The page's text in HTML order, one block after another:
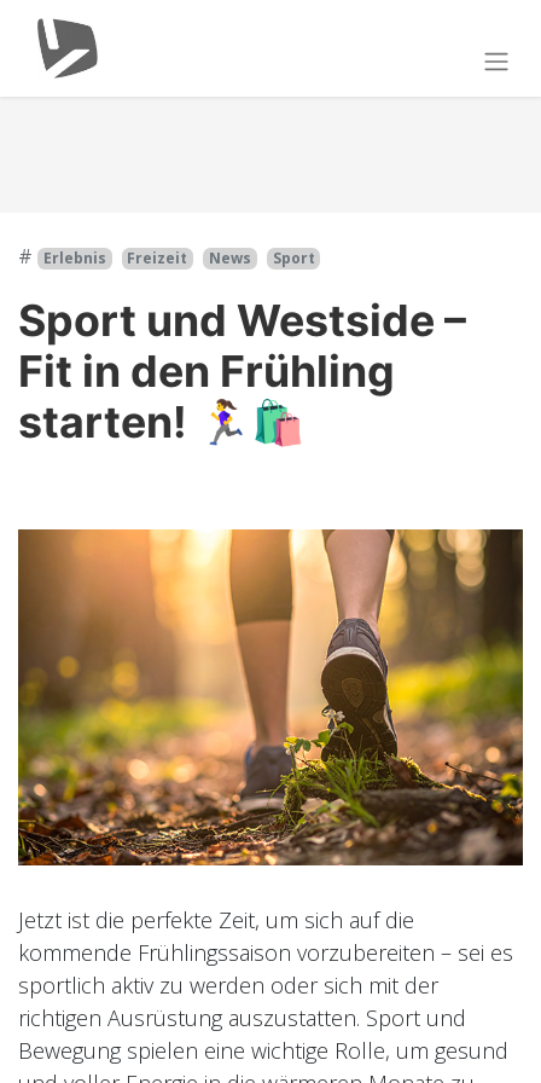
# Erlebnis Freizeit News Sport
Sport und Westside –
Fit in den Frühling
starten! 🏃‍♀️🛍️
Jetzt ist die perfekte Zeit, um sich auf die
kommende Frühlingssaison vorzubereiten – sei es
sportlich aktiv zu werden oder sich mit der
richtigen Ausrüstung auszustatten. Sport und
Bewegung spielen eine wichtige Rolle, um gesund